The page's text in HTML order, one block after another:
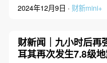
2024年12月9日 · 财新mini+
财新闻｜九小时后再
耳其再次发生7.8级